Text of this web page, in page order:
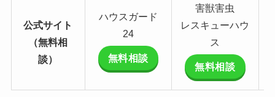
公式サイト
（無料相
談）
ハウスガード
24
無料相談
害獣害虫
レスキューハウ
ス
無料相談